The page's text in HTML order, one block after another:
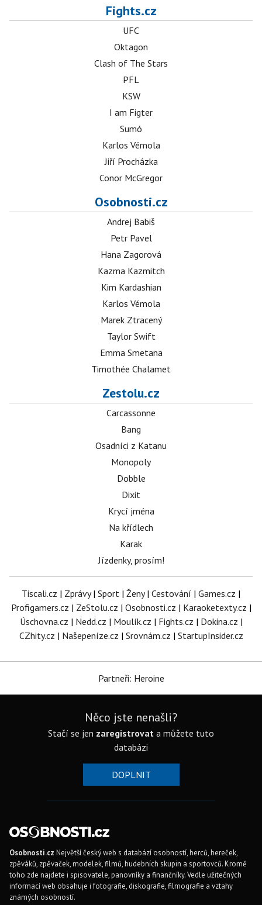
Fights.cz
UFC
Oktagon
Clash of The Stars
PFL
KSW
I am Figter
Sumó
Karlos Vémola
Jiří Procházka
Conor McGregor
Osobnosti.cz
Andrej Babiš
Petr Pavel
Hana Zagorová
Kazma Kazmitch
Kim Kardashian
Karlos Vémola
Marek Ztracený
Taylor Swift
Emma Smetana
Timothée Chalamet
Zestolu.cz
Carcassonne
Bang
Osadníci z Katanu
Monopoly
Dobble
Dixit
Krycí jména
Na křídlech
Karak
Jízdenky, prosím!
Tiscali.cz | Zprávy| Sport | Ženy| Cestování | Games.cz |
Profigamers.cz | ZeStolu.cz | Osobnosti.cz | Karaoketexty.cz |
Úschovna.cz | Nedd.cz | Moulík.cz | Fights.cz | Dokina.cz |
CZhity.cz | Našepeníze.cz | Srovnám.cz | StartupInsider.cz
Partneři: Heroine
Něco jste nenašli?
Stačí se jen zaregistrovat a můžete tuto
databázi
DOPLNIT
Osobnosti.cz Největší český web s databází osobností, herců, hereček,
zpěváků, zpěvaček, modelek, filmů, hudebních skupin a sportovců. Kromě
toho zde najdete i spisovatele, panovníky a finančníky. Vedle užitečných
informací web obsahuje i fotografie, diskografie, filmografie a vztahy
známých osobností.